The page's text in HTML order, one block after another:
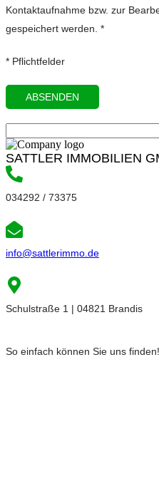
Kontaktaufnahme bzw. zur
gespeichert werden. *
* Pflichtfelder
SATTLER IMMOBILIEN
034292 / 73375
info@sattlerimmo.de
Schulstraße 1 | 04821 Brandis
So einfach können Sie uns finden!